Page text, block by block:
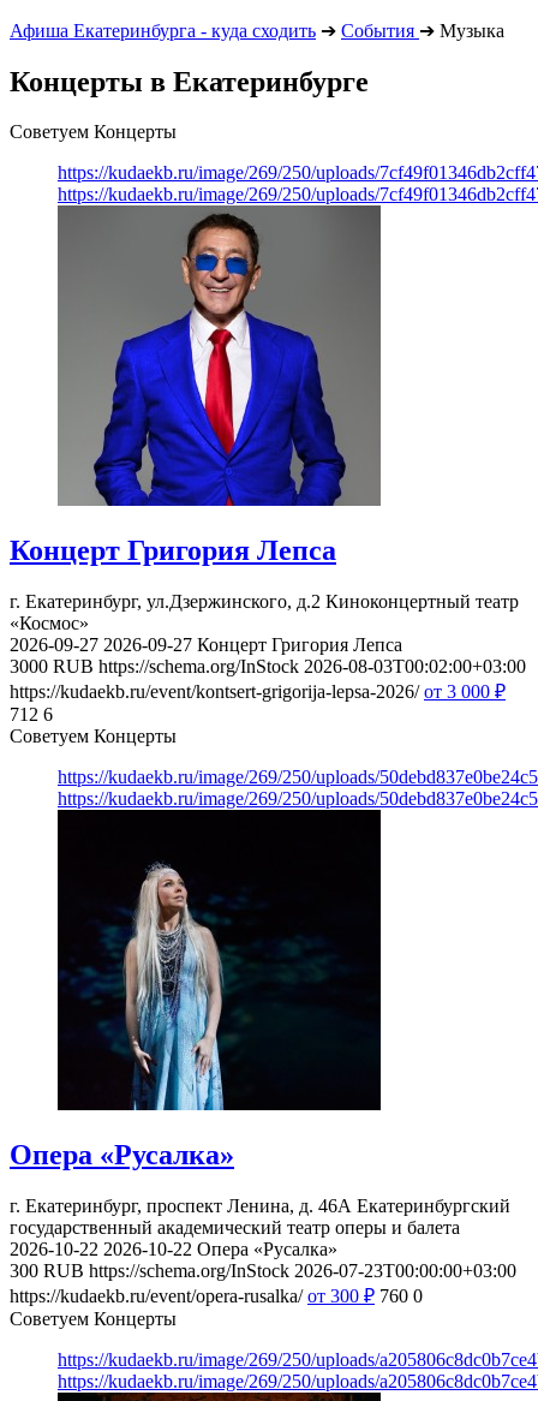
Афиша Екатеринбурга - куда сходить ➔ События ➔ Музыка
Концерты в Екатеринбурге
Советуем Концерты
https://kudaekb.ru/image/269/250/uploads/
https://kudaekb.ru/image/269/250/uploads/
Концерт Григория Лепса
г. Екатеринбург, ул.Дзержинского, д.2 Киноконцертный театр
«Космос»
2026-09-27 2026-09-27 Концерт Григория Лепса
3000 RUB https://schema.org/InStock 2026-08-03T00:02:00+03:00
https://kudaekb.ru/event/kontsert-grigorija-lepsa-2026/ от 3 000 ₽
712 6
Советуем Концерты
https://kudaekb.ru/image/269/250/uploads/
https://kudaekb.ru/image/269/250/uploads/
Опера «Русалка»
г. Екатеринбург, проспект Ленина, д. 46А Екатеринбургский
государственный академический театр оперы и балета
2026-10-22 2026-10-22 Опера «Русалка»
300 RUB https://schema.org/InStock 2026-07-23T00:00:00+03:00
https://kudaekb.ru/event/opera-rusalka/ от 300 ₽ 760 0
Советуем Концерты
https://kudaekb.ru/image/269/250/uploads/
https://kudaekb.ru/image/269/250/uploads/